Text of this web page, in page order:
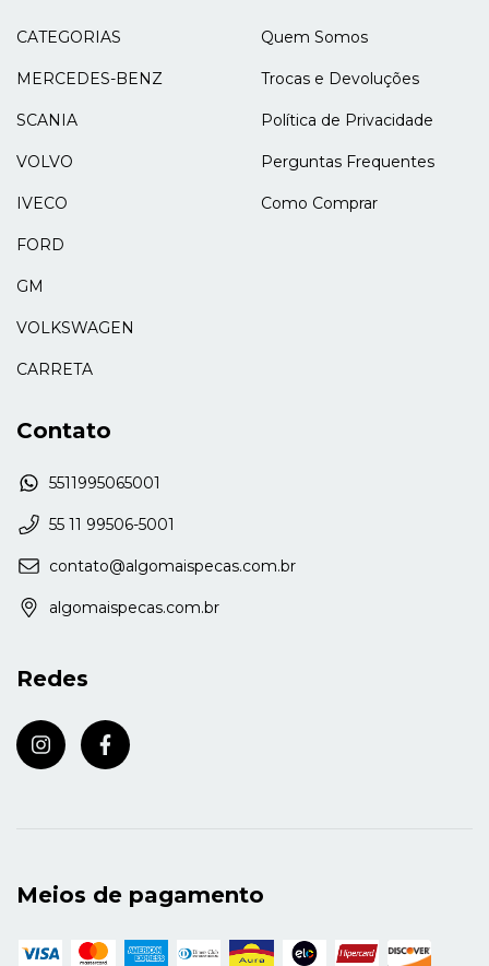
CATEGORIAS
MERCEDES-BENZ
SCANIA
VOLVO
IVECO
FORD
GM
VOLKSWAGEN
CARRETA
Quem Somos
Trocas e Devoluções
Política de Privacidade
Perguntas Frequentes
Como Comprar
Contato
5511995065001
55 11 99506-5001
contato@algomaispecas.com.br
algomaispecas.com.br
Redes
Meios de pagamento